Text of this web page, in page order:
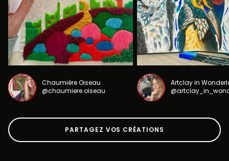
Chaumière Oiseau
@chaumiere.oiseau
Artclay in
PARTAGEZ VOS CRÉATIONS